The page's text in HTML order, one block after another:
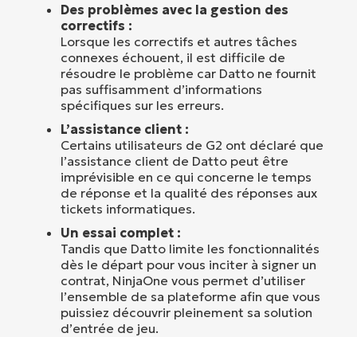
Des problèmes avec la gestion des
correctifs :
Lorsque les correctifs et autres tâches
connexes échouent, il est difficile de
résoudre le problème car Datto ne fournit
pas suffisamment d’informations
spécifiques sur les erreurs.
L’assistance client :
Certains utilisateurs de G2 ont déclaré que
l’assistance client de Datto peut être
imprévisible en ce qui concerne le temps
de réponse et la qualité des réponses aux
tickets informatiques.
Un essai complet :
Tandis que Datto limite les fonctionnalités
dès le départ pour vous inciter à signer un
contrat, NinjaOne vous permet d’utiliser
l’ensemble de sa plateforme afin que vous
puissiez découvrir pleinement sa solution
d’entrée de jeu.